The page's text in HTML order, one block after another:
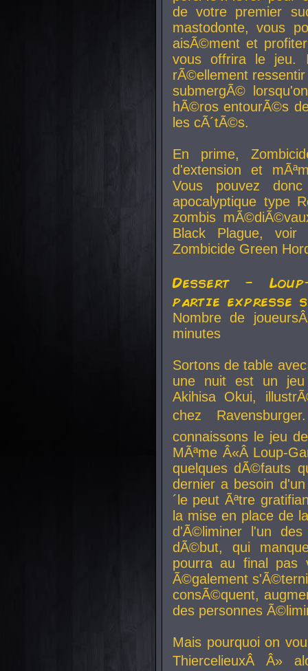
de votre premier
mastodonte, vous
aisÃ©ment et
vous offrira le jeu.
rÃ©ellement
submergÃ©
hÃ©ros entourÃ©s
les cÃ´tÃ©s.
En prime,
d'extension et
Vous pouvez
apocalyptique type
zombis
Black Plague,
Zombicide Green
Dessert -
partie expresse
Nombre de
minutes
Sortons de table
une nuit est un
Akihisa Okui,
chez
connaissons le jeu
MÃªme Â«Â Loup-
quelques dÃ©fauts
dernier a besoin
´le peut Ãªtre
la mise en place de
d'Ã©liminer l'un
dÃ©but, qui
pourra au final pas
Ã©galement
consÃ©quent,
des personnes
Mais pourquoi on
ThiercelieuxÂ Â»